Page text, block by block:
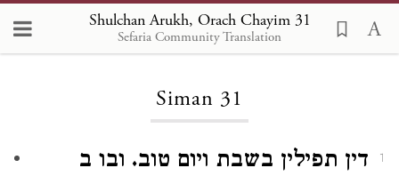
Shulchan Arukh, Orach Chayim 31
Sefaria Community Translation
Loading...
Siman 31
1
דין תפילין בשבת ויום טוב. ובו ב